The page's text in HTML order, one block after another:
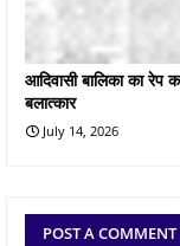
आदिवासी बालिका का रेप
बलात्कार
July 14, 2026
POST A COMMENT